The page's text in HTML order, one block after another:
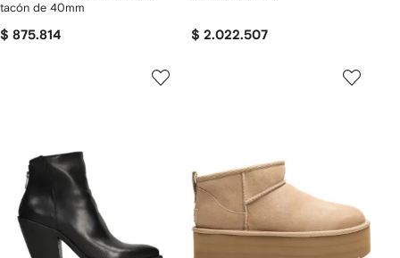
tacón de 40mm
$ 875.814 $ 2.022.507